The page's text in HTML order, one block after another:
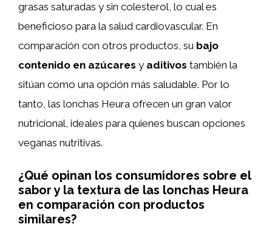
grasas saturadas y sin colesterol, lo cual es
beneficioso para la salud cardiovascular. En
comparación con otros productos, su bajo
contenido en azúcares y aditivos también la
sitúan como una opción más saludable. Por lo
tanto, las lonchas Heura ofrecen un gran valor
nutricional, ideales para quienes buscan opciones
veganas nutritivas.
¿Qué opinan los consumidores sobre el
sabor y la textura de las lonchas Heura
en comparación con productos
similares?